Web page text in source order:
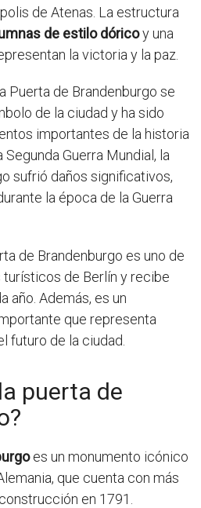
de Atenas. La estructura
de estilo dóricoy una
la victoria y la paz.
Puerta de Brandenburgo se
de la ciudad y ha sido
importantes de la historia
Segunda Guerra Mundial, la
sufrió daños significativos,
la época de la Guerra
de Brandenburgo es uno de
de Berlín y recibe
año. Además, es un
que representa
futuro de la ciudad.
puerta de
es un monumento icónico
que cuenta con más
en 1791.